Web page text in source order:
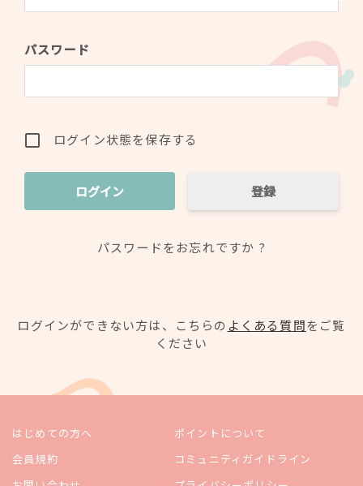
パスワード
ログイン状態を保存する
登録
パスワードをお忘れですか ?
ログインができない方は、こちらの よくある質問をご覧
ください
はじめての方へ
ポイントについて
会員規約
コミュニティガイドライン